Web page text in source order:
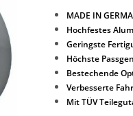
MADE IN
Hochfestes
Geringste
Höchste
Bestechende
Verbesserte
Mit TÜV